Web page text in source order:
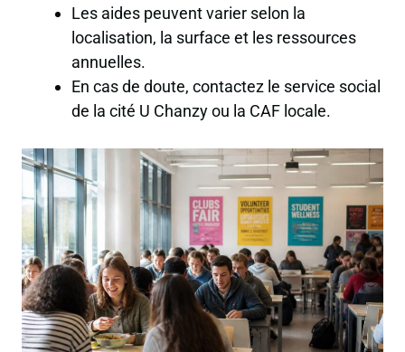
Les aides peuvent varier selon la
localisation, la surface et les ressources
annuelles.
En cas de doute, contactez le service social
de la cité U Chanzy ou la CAF locale.